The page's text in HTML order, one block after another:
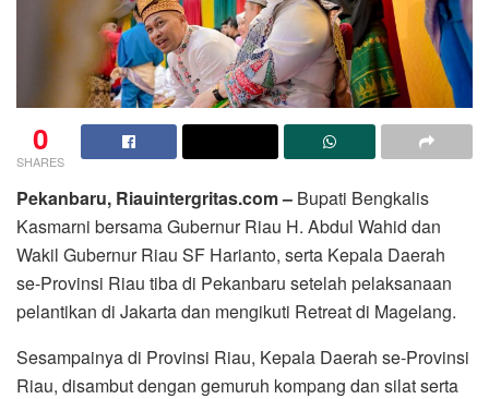
0
SHARES
Pekanbaru, Riauintergritas.com – Bupati Bengkalis
Kasmarni bersama Gubernur Riau H. Abdul Wahid dan
Wakil Gubernur Riau SF Harianto, serta Kepala Daerah
se-Provinsi Riau tiba di Pekanbaru setelah pelaksanaan
pelantikan di Jakarta dan mengikuti Retreat di Magelang.
Sesampainya di Provinsi Riau, Kepala Daerah se-Provinsi
Riau, disambut dengan gemuruh kompang dan silat serta